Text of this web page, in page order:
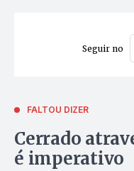
Seguir no
FALTOU DIZER
Cerrado
é imperativo